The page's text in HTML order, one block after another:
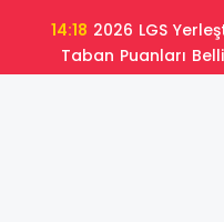
14:18
Taban Puanları